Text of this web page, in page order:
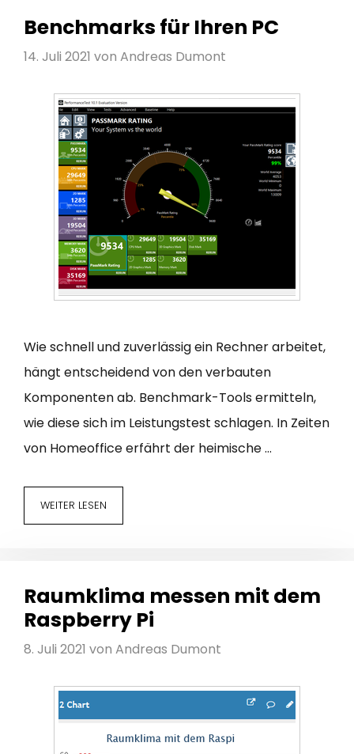
Benchmarks für Ihren PC
14. Juli 2021 von Andreas Dumont
Wie schnell und zuverlässig ein Rechner arbeitet,
hängt entscheidend von den verbauten
Komponenten ab. Benchmark-Tools ermitteln,
wie diese sich im Leistungstest schlagen. In Zeiten
von Homeoffice erfährt der heimische …
WEITER LESEN
Raumklima messen mit dem
Raspberry Pi
8. Juli 2021 von Andreas Dumont